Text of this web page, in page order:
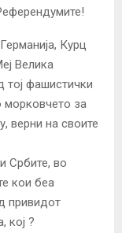
Курц
Велика
тој фашистички
за
верни на своите
Србите, во
кои беа
привидот
кој ?